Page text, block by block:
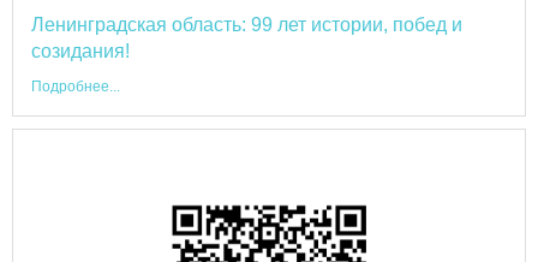
Ленинградская область: 99 лет истории, побед и
созидания!
Подробнее...